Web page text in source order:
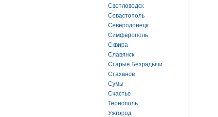
Светловодск
Севастополь
Северодонецк
Симферополь
Сквира
Славянск
Старые Безрадычи
Стаханов
Сумы
Счастье
Тернополь
Ужгород